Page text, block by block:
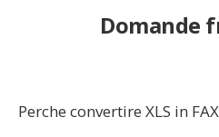
Domande
Perche convertire XLS in